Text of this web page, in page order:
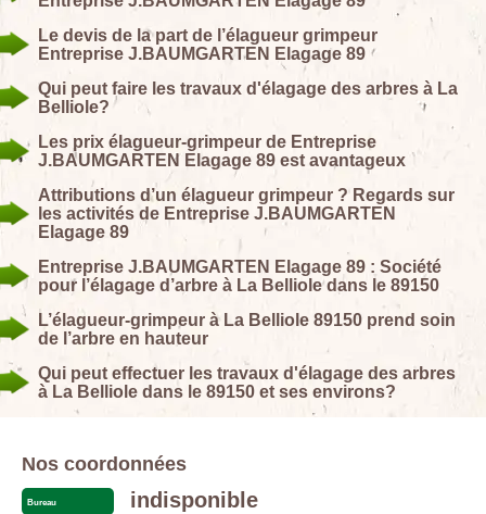
Le devis de la part de l’élagueur grimpeur
Entreprise J.BAUMGARTEN Elagage 89
Qui peut faire les travaux d'élagage des arbres à La
Belliole?
Les prix élagueur-grimpeur de Entreprise
J.BAUMGARTEN Elagage 89 est avantageux
Attributions d’un élagueur grimpeur ? Regards sur
les activités de Entreprise J.BAUMGARTEN
Elagage 89
Entreprise J.BAUMGARTEN Elagage 89 : Société
pour l’élagage d’arbre à La Belliole dans le 89150
L’élagueur-grimpeur à La Belliole 89150 prend soin
de l’arbre en hauteur
Qui peut effectuer les travaux d'élagage des arbres
à La Belliole dans le 89150 et ses environs?
Nos coordonnées
Bureau indisponible